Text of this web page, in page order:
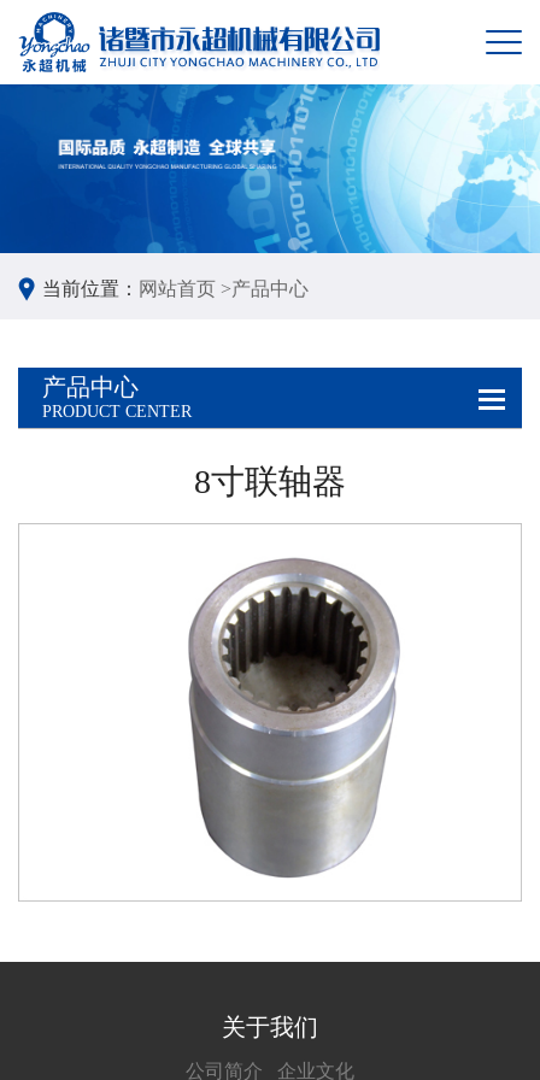
当前位置： 网站首页 >产品中心
产品中心
PRODUCT CENTER
8寸联轴器
关于我们
公司简介 企业文化